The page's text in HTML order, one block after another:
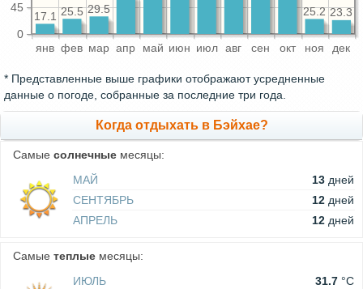
янв фев мар апр май июн июл авг сен окт ноя дек
0
45 23.3
25.2
29.5
25.5
17.1
* Представленные выше графики отображают усредненные
данные о погоде, собранные за последние три года.
Когда отдыхать в Бэйхае?
Самые солнечные месяцы:
МАЙ
13 дней
СЕНТЯБРЬ
12 дней
АПРЕЛЬ
12 дней
Самые теплые месяцы:
ИЮЛЬ
31.7 °C